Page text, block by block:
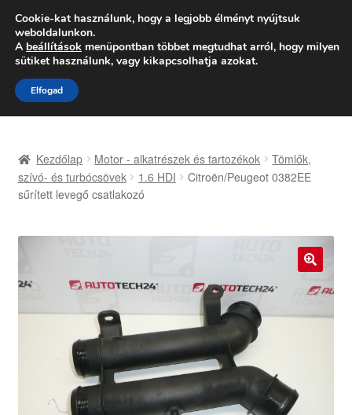
SZÁLLÍTÁS 2618 Ft-tól
Hétfő-Péntek 9:00–16:0006 80 088 054
Ugrás
a
navigációhoz
Kilépés
a
tartalomba
Adatvédelmi irányelvek
Kapcsolatba lépni
Kifizetések
Panaszkezelési szabályzat
Kezdőlap Motor - alkatrészek és tartozékok
Tömlők,
szívó- és turbócsövek
1.6 HDI
Citroën/Peugeot 0382EE
sűrített levegő csatlakozó
🔍
Cookie-kat használunk, hogy a legjobb élményt nyújtsuk
weboldalunkon.
A beállítások menüpontban többet megtudhat arról, hogy milyen
sütiket használunk, vagy kikapcsolhatja azokat.
Elfogad